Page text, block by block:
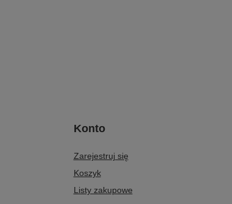
Konto
Zarejestruj się
Koszyk
Listy zakupowe